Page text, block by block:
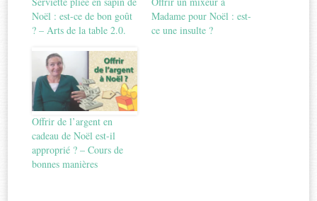
Noël : est-ce de bon goût
? – Arts de la table 2.0.
Madame pour Noël : est-
ce une insulte ?
Offrir de l’argent en
cadeau de Noël est-il
approprié ? – Cours de
bonnes manières